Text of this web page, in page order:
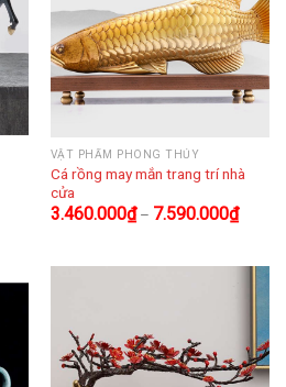
VẬT PHẨM PHONG THỦY
Cá rồng may mắn trang trí nhà
cửa
3.460.000₫– 7.590.000₫